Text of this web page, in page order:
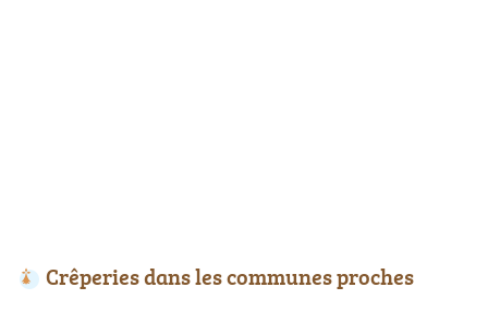
Crêperies dans les communes proches